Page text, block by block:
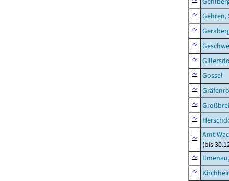
Gehren,
Gossel
Amt
(bis